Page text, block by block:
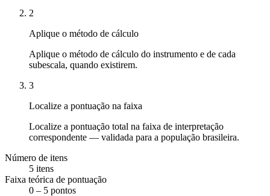
2
Aplique o método de cálculo
Aplique o método de cálculo do instrumento e de cada
subescala, quando existirem.
3
Localize a pontuação na faixa
Localize a pontuação total na faixa de interpretação
correspondente — validada para a população brasileira.
Número de itens
5 itens
Faixa teórica de pontuação
0 – 5 pontos